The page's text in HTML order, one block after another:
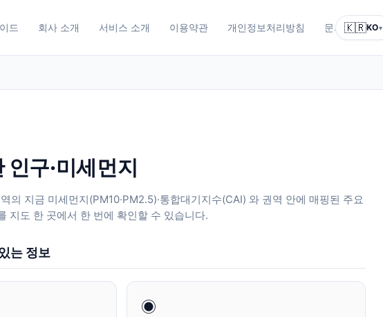
드 회사 소개 서비스 소개 이용약관 개인정보처리방침 문의하기
🇰🇷KO▾
인구·미세먼지
의 지금 미세먼지(PM10·PM2.5)·통합대기지수(CAI) 와 권역 안에 매핑된 주요
지도 한 곳에서 한 번에 확인할 수 있습니다.
는 정보
◉